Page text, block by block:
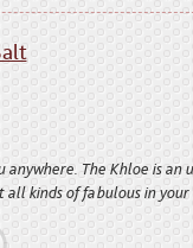
anywhere. The Khloe is
kinds of fabulous in your